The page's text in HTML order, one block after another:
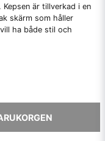
är tillverkad i en
skärm som håller
ha både stil och